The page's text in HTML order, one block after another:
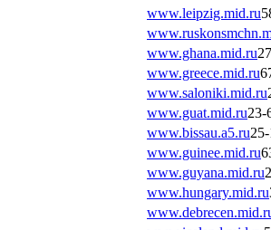
www.leipzig.mid.ru
www.ghana.mid.ru
www.greece.mid.ru
www.saloniki.mid.ru
www.guat.mid.ru23-
www.bissau.a5.ru
www.guinee.mid.ru
www.guyana.mid.ru
www.hungary.mid.ru